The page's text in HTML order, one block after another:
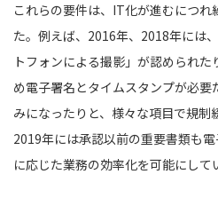
これらの要件は、IT化が進むにつれ
た。例えば、2016年、2018年には
トフォンによる撮影」が認められ
め電子署名とタイムスタンプが必
みになったりと、様々な項目で規制
2019年には承認以前の重要書類も
に応じた業務の効率化を可能にして